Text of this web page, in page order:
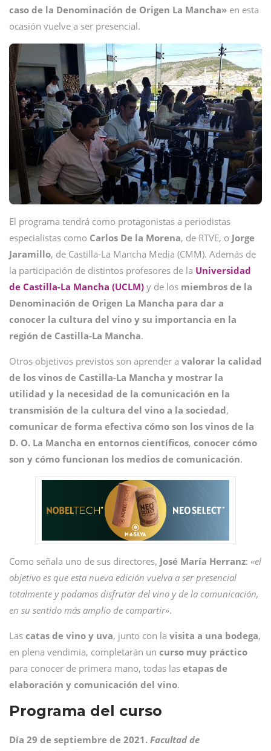
caso de la Denominación de Origen La Mancha» en esta
ocasión vuelve a ser presencial.
El programa tendrá como protagonistas a periodistas
especialistas como Carlos De la Morena, de RTVE, o Jorge
Jaramillo, de Castilla-La Mancha Media (CMM). Además de
la participación de distintos profesores de la Universidad
de Castilla-La Mancha (UCLM) y de los miembros de la
Denominación de Origen La Mancha para dar a
conocer la cultura del vino y su importancia en la
región de Castilla-La Mancha.
Otros objetivos previstos son aprender a valorar la calidad
de los vinos de Castilla-La Mancha y mostrar la
utilidad y la necesidad de la comunicación en la
transmisión de la cultura del vino a la sociedad,
comunicar de forma efectiva cómo son los vinos de la
D. O. La Mancha en entornos científicos, conocer cómo
son y cómo funcionan los medios de comunicación.
Como señala uno de sus directores, José María Herranz: «el
objetivo es que esta nueva edición vuelva a ser presencial
totalmente y podamos disfrutar del vino y de la comunicación,
en su sentido más amplio de compartir».
Las catas de vino y uva, junto con la visita a una bodega,
en plena vendimia, completarán un curso muy práctico
para conocer de primera mano, todas las etapas de
elaboración y comunicación del vino.
Programa del curso
Día 29 de septiembre de 2021. Facultad de